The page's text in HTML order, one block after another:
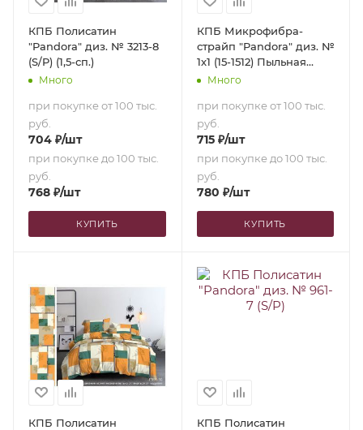
КПБ Полисатин
"Pandora" диз. № 3213-8
(S/P) (1,5-сп.)
Много
при покупке от 100 тыс.
руб.
704 ₽/шт
при покупке до 100 тыс.
руб.
768 ₽/шт
КУПИТЬ
КПБ Микрофибра-
страйп "Pandora" диз. №
1х1 (15-1512) Пыльная
роза (N) (1,5-сп.)
Много
при покупке от 100 тыс.
руб.
715₽/шт
при покупке до 100 тыс.
руб.
780 ₽/шт
КУПИТЬ
КПБ Полисатин
КПБ Полисатин